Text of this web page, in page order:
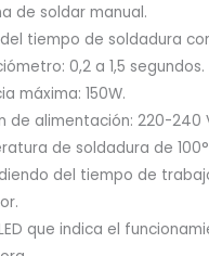
de soldar manual.
tiempo de soldadura
0,2 a 1,5 segundos.
máxima: 150W.
de alimentación: 220-240
de soldadura de
del tiempo de
que indica el